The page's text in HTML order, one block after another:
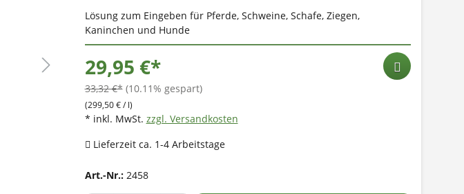
Lösung zum Eingeben für Pferde, Schweine, Schafe, Ziegen,
Kaninchen und Hunde
29,95 €*
33,32 €* (10.11% gespart)
(299,50 € / l)
* inkl. MwSt. zzgl. Versandkosten
Lieferzeit ca. 1-4 Arbeitstage
Art.-Nr.: 2458